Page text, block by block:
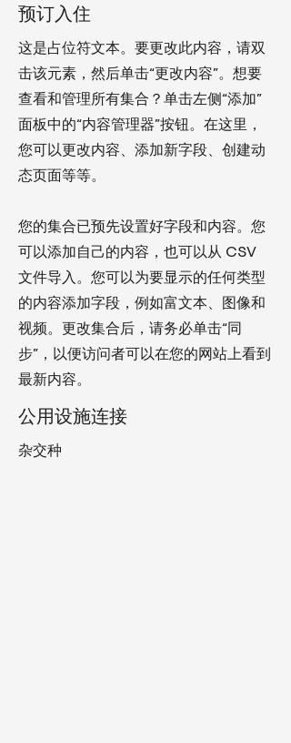
预订入住
这是占位符文本。要更改此内容，请双
击该元素，然后单击“更改内容”。想要
查看和管理所有集合？单击左侧“添加”
面板中的“内容管理器”按钮。在这里，
您可以更改内容、添加新字段、创建动
态页面等等。
您的集合已预先设置好字段和内容。您
可以添加自己的内容，也可以从 CSV
文件导入。您可以为要显示的任何类型
的内容添加字段，例如富文本、图像和
视频。更改集合后，请务必单击“同
步”，以便访问者可以在您的网站上看到
最新内容。
公用设施连接
杂交种